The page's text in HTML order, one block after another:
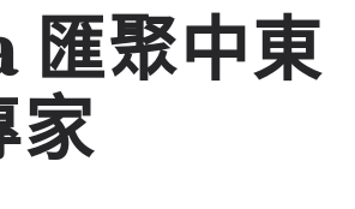
匯聚中東
家